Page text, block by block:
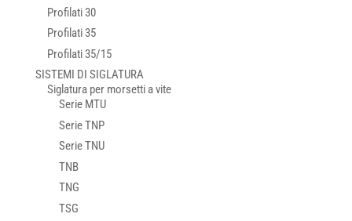
Profilati 30
Profilati 35
Profilati 35/15
SISTEMI DI SIGLATURA
Siglatura per morsetti a vite
Serie MTU
Serie TNP
Serie TNU
TNB
TNG
TSG